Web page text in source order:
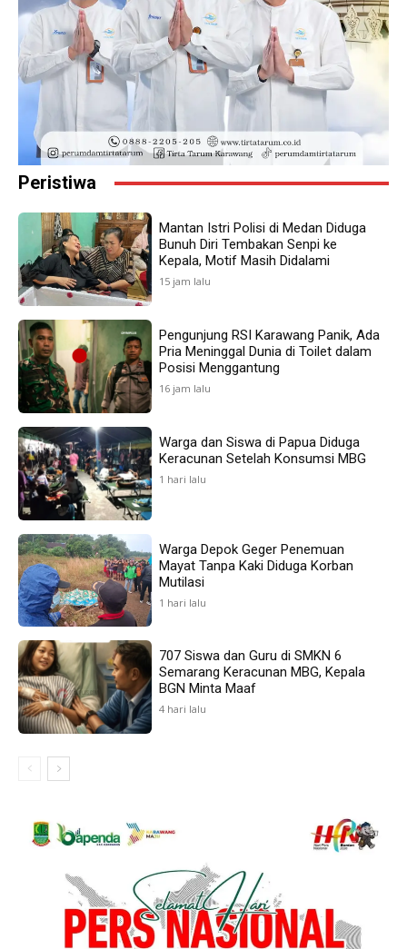
Peristiwa
Mantan Istri Polisi di Medan Diduga
Bunuh Diri Tembakan Senpi ke
Kepala, Motif Masih Didalami
15 jam lalu
Pengunjung RSI Karawang Panik, Ada
Pria Meninggal Dunia di Toilet dalam
Posisi Menggantung
16 jam lalu
Warga dan Siswa di Papua Diduga
Keracunan Setelah Konsumsi MBG
1 hari lalu
Warga Depok Geger Penemuan
Mayat Tanpa Kaki Diduga Korban
Mutilasi
1 hari lalu
707 Siswa dan Guru di SMKN 6
Semarang Keracunan MBG, Kepala
BGN Minta Maaf
4 hari lalu